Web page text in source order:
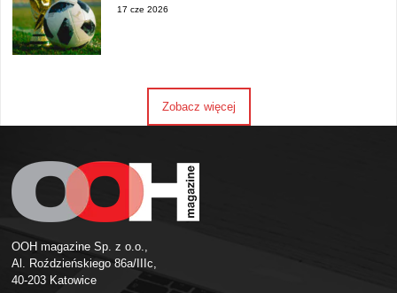
17 cze 2026
Zobacz więcej
OOH magazine Sp. z o.o.,
Al. Roździeńskiego 86a/IIIc,
40-203 Katowice